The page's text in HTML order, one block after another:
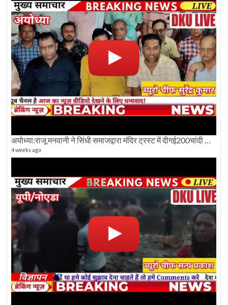
अयोध्या:राजू मनवानी ने सिंधी समाजद्वारा मंदिर ट्रस्ट में दीगई200चांदी की ईंटों पर सवाल का किया विरोध
4 weeks ago